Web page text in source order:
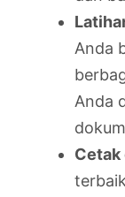
Anda
Anda
Cetak